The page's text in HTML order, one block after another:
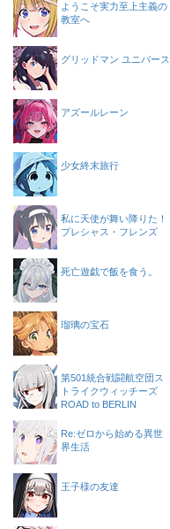
ようこそ実力至上主義の
教室へ
グリッドマン ユニバース
アズールレーン
少女終末旅行
私に天使が舞い降りた！
プレシャス・フレンズ
死亡遊戯で飯を食う。
瑠璃の宝石
第501統合戦闘航空団ス
トライクウィッチーズ
ROAD to BERLIN
Re:ゼロから始める異世
界生活
王子様の友達